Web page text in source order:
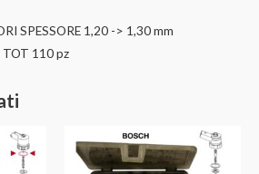
SPESSORE 1,20 -> 1,30 mm
TOT 110 pz